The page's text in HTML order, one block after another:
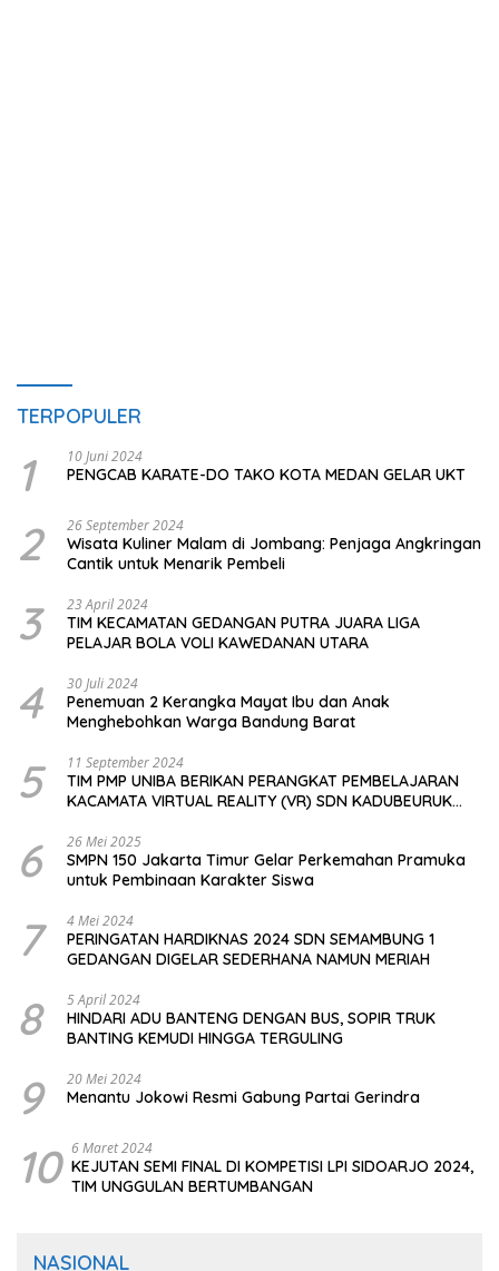
TERPOPULER
1 10 Juni 2024
PENGCAB KARATE-DO TAKO KOTA MEDAN GELAR UKT
2 26 September 2024
Wisata Kuliner Malam di Jombang: Penjaga Angkringan
Cantik untuk Menarik Pembeli
3 23 April 2024
TIM KECAMATAN GEDANGAN PUTRA JUARA LIGA
PELAJAR BOLA VOLI KAWEDANAN UTARA
4 30 Juli 2024
Penemuan 2 Kerangka Mayat Ibu dan Anak
Menghebohkan Warga Bandung Barat
5 11 September 2024
TIM PMP UNIBA BERIKAN PERANGKAT PEMBELAJARAN
KACAMATA VIRTUAL REALITY (VR) SDN KADUBEURUK
6 26 Mei 2025
SMPN 150 Jakarta Timur Gelar Perkemahan Pramuka
untuk Pembinaan Karakter Siswa
7 4 Mei 2024
PERINGATAN HARDIKNAS 2024 SDN SEMAMBUNG 1
GEDANGAN DIGELAR SEDERHANA NAMUN MERIAH
8 5 April 2024
HINDARI ADU BANTENG DENGAN BUS, SOPIR TRUK
BANTING KEMUDI HINGGA TERGULING
9 20 Mei 2024
Menantu Jokowi Resmi Gabung Partai Gerindra
10 6 Maret 2024
KEJUTAN SEMI FINAL DI KOMPETISI LPI SIDOARJO 2024,
TIM UNGGULAN BERTUMBANGAN
NASIONAL